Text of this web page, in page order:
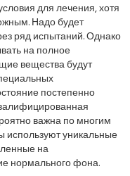
для лечения, хотя
Надо будет
ряд испытаний. Однако
на полное
вещества будут
постепенно
важна по многим
используют уникальные
на
нормального фона.